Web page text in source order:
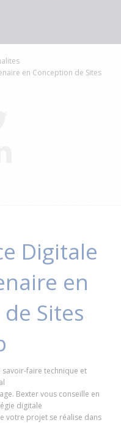
en Conception de Sites
Digitale
en
Sites
savoir-faire technique et
Bexter vous conseille en
digitale
votre projet se réalise dans